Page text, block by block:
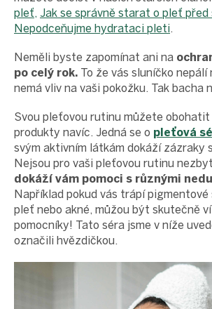
pleť, Jak se správně starat o pleť před
Nepodceňujme hydrataci pleti.
Neměli byste zapomínat ani na
po celý rok. To že vás sluníčko nepálí
nemá vliv na vaši pokožku. Tak bacha
Svou pleťovou rutinu můžete obohatit
produkty navíc. Jedná se o pleťová
svým aktivním látkám dokáží zázraky
Nejsou pro vaši pleťovou rutinu
dokáží vám pomoci s různými
Například pokud vás trápí pigmentové
pleť nebo akné, můžou být skutečně
pomocníky! Tato séra jsme v níže
označili hvězdičkou.